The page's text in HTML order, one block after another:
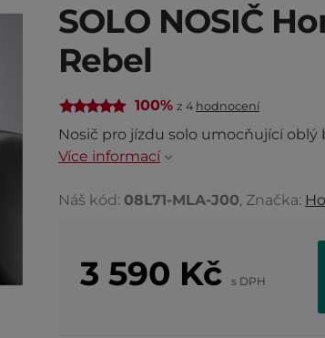
SOLO NOSIČ
Rebel
100% z 4 hodnocení
Nosič pro jízdu solo umocňující oblý
Více informací
Náš kód: 08L71-MLA-J00, Značka:
3 590 Kč s DPH